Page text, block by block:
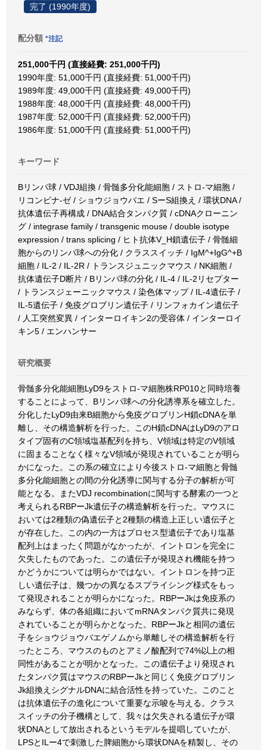
完了 (1990年度)
配分額 *注記
251,000千円 (直接経費: 251,000千円)
1990年度: 51,000千円 (直接経費: 51,000千円)
1989年度: 49,000千円 (直接経費: 49,000千円)
1988年度: 48,000千円 (直接経費: 48,000千円)
1987年度: 52,000千円 (直接経費: 52,000千円)
1986年度: 51,000千円 (直接経費: 51,000千円)
キーワード
Bリンパ球 / VDJ組換 / 骨髄多分化能細胞 / ストロ-マ細胞 /
リコンビナ-ゼ / ショウジョウバエ / SーS組換え / 環状DNA /
抗体遺伝子再構成 / DNA結合タンパク質 / cDNAクローニン
グ / integrase family / transgenic mouse / double isotype
expression / trans splicing / ヒト抗体V_H鎖遺伝子 / 骨髄細
胞からのリンパ球への分化 / クラススイッチ / IgM^+IgG^+B
細胞 / IL-2 / IL-2R / トランスジュニックマウス / NK細胞 /
抗体遺伝子D断片 / Bリンパ球の分化 / IL-4 / IL-2リセプター
/ トランスジェーニックマウス / 染色体マップ / IL-4遺伝子 /
IL-5遺伝子 / 免疫グロブリン遺伝子 / リンフォカイン遺伝子
/ 人工突然変異 / インターロイキン2の受容体 / インターロイ
キン5 / エンハンサー
研究概要
骨髄多分化能細胞LyD9をストロ-マ細胞株RP010と同時培養
することによって、Bリンパ球への分化誘導系を確立した。
分化したLyD9由来B細胞から免疫グロブリンH鎖cDNAを単
離し、その構造解析を行った。このH鎖cDNAはLyD9のアロ
タイプ固有のC領域塩基配列を持ち、V領域は特定のV領域
に固まることなく様々なV領域が発現されていることが明ら
かになった。この系の確立により今後ストロ-マ細胞と骨髄
多分化能細胞との間の分化誘導に関与する分子の解析が可
能となる。またVDJ recombinationに関与する酵素の一つと
考えられるRBPーJk遺伝子の構造解析を行った。マウスに
おいては2種類の偽遺伝子と2種類の構造上正しい遺伝子と
が存在した。この内の一方はプロセス型遺伝子であり塩基
配列上はまったく問題がなかったが、イントロンを完全に
欠失したものであった。この遺伝子が発現され機能を持つ
かどうかについては明らかではない。イントロンを持つ正
しい遺伝子は、幾つかの異なるスプライシング様式をもっ
て発現されることが明らかになった。RBPーJkは免疫系の
みならず、体の各組織においてmRNAタンパク質共に発現
されていることが明らかとなった。RBPーJkと相同の遺伝
子をショウジョウバエゲノムから単離しその構造解析を行
ったところ、マウスのものとアミノ酸配列で74%以上の相
同性があることが明かとなった。この遺伝子より発現され
たタンパク質はマウスのRBPーJkと同じく免疫グロブリン
Jk組換えシグナルDNAに結合活性を持っていた。このこと
は抗体遺伝子の進化について重要な示唆を与える。クラス
スイッチの分子機構として、我々は欠失される遺伝子が環
状DNAとして放出されるというモデルを提唱していたが、
LPSとILー4で刺激した脾細胞から環状DNAを精製し、その